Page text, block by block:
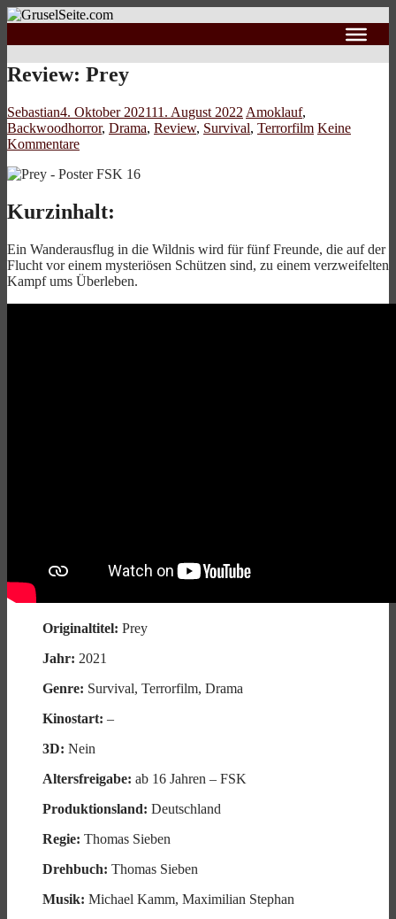
Review: Prey
Sebastian4. Oktober 202111. August 2022 Amoklauf,
Backwoodhorror, Drama, Review, Survival, Terrorfilm Keine
Kommentare
Kurzinhalt:
Ein Wanderausflug in die Wildnis wird für fünf Freunde, die auf der
Flucht vor einem mysteriösen Schützen sind, zu einem verzweifelten
Kampf ums Überleben.
Originaltitel: Prey
Jahr: 2021
Genre: Survival, Terrorfilm, Drama
Kinostart: –
3D: Nein
Altersfreigabe: ab 16 Jahren – FSK
Produktionsland: Deutschland
Regie: Thomas Sieben
Drehbuch: Thomas Sieben
Musik: Michael Kamm, Maximilian Stephan